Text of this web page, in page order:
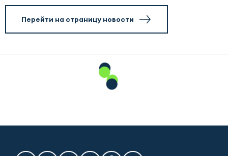
Перейти на страницу новости